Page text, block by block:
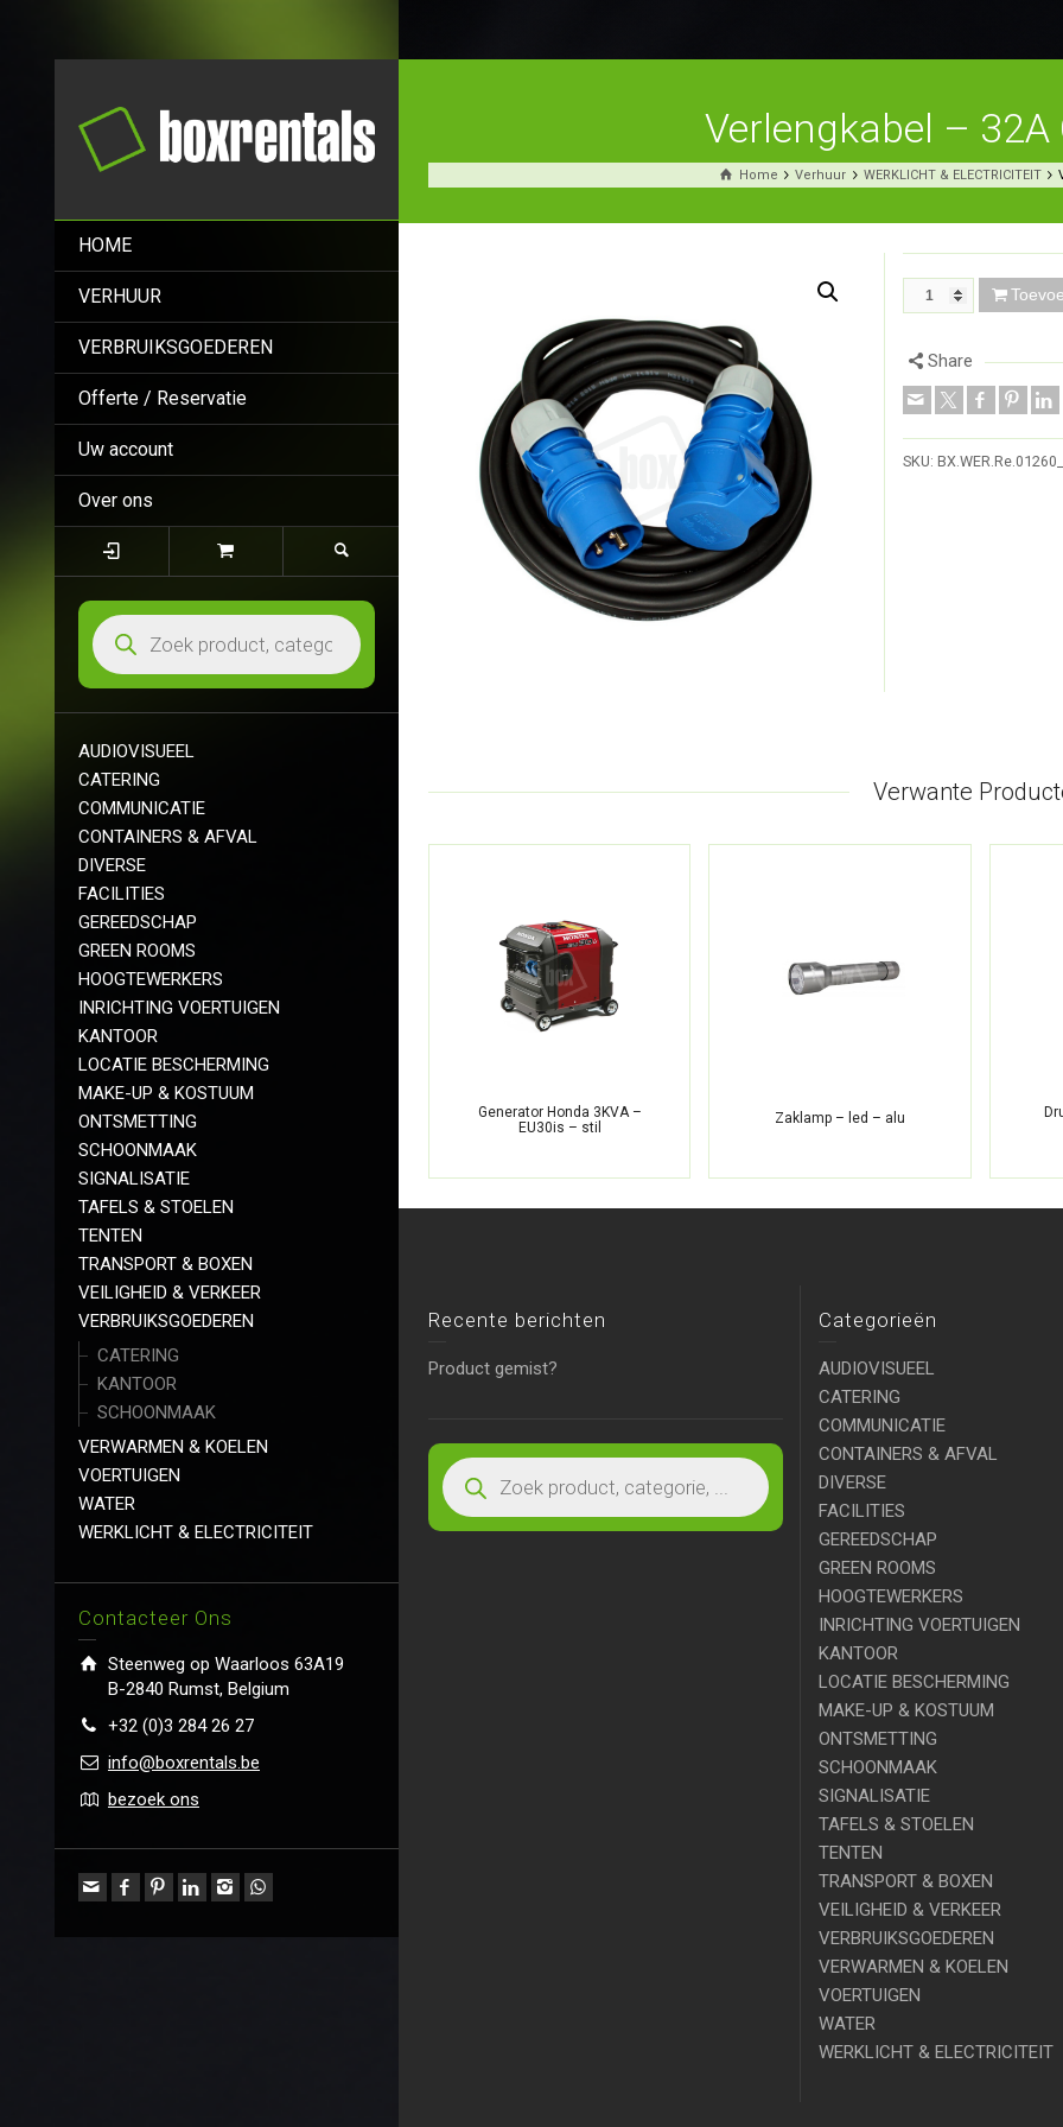
HOME
VERHUUR
VERBRUIKSGOEDEREN
Offerte / Reservatie
Uw account
Over ons
AUDIOVISUEEL
CATERING
COMMUNICATIE
CONTAINERS & AFVAL
DIVERSE
FACILITIES
GEREEDSCHAP
GREEN ROOMS
HOOGTEWERKERS
INRICHTING VOERTUIGEN
KANTOOR
LOCATIE BESCHERMING
MAKE-UP & KOSTUUM
ONTSMETTING
SCHOONMAAK
SIGNALISATIE
TAFELS & STOELEN
TENTEN
TRANSPORT & BOXEN
VEILIGHEID & VERKEER
VERBRUIKSGOEDEREN
CATERING
KANTOOR
SCHOONMAAK
VERWARMEN & KOELEN
VOERTUIGEN
WATER
WERKLICHT & ELECTRICITEIT
Contacteer Ons
Steenweg op Waarloos 63A19
B-2840 Rumst, Belgium
+32 (0)3 284 26 27
info@boxrentals.be
bezoek ons
Verlengkabel – 32A
Home Verhuur WERKLICHT & ELECTRICITEIT
Share
SKU:
Verwante
Generator Honda 3KVA –
EU30is – stil
Zaklamp – led – alu
Recente berichten
Product gemist?
Categorieën
AUDIOVISUEEL
CATERING
COMMUNICATIE
CONTAINERS & AFVAL
DIVERSE
FACILITIES
GEREEDSCHAP
GREEN ROOMS
HOOGTEWERKERS
INRICHTING VOERTUIGEN
KANTOOR
LOCATIE BESCHERMING
MAKE-UP & KOSTUUM
ONTSMETTING
SCHOONMAAK
SIGNALISATIE
TAFELS & STOELEN
TENTEN
TRANSPORT & BOXEN
VEILIGHEID & VERKEER
VERBRUIKSGOEDEREN
VERWARMEN & KOELEN
VOERTUIGEN
WATER
WERKLICHT & ELECTRICITEIT